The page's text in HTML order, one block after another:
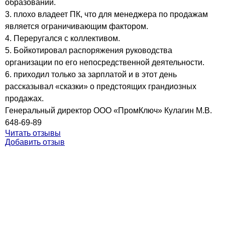
образовании.
3. плохо владеет ПК, что для менеджера по продажам
является ограничивающим фактором.
4. Переругался с коллективом.
5. Бойкотировал распоряжения руководства
организации по его непосредственной деятельности.
6. приходил только за зарплатой и в этот день
рассказывал «сказки» о предстоящих грандиозных
продажах.
Генеральный директор ООО «ПромКлюч» Кулагин М.В.
648-69-89
Читать отзывы
Добавить отзыв